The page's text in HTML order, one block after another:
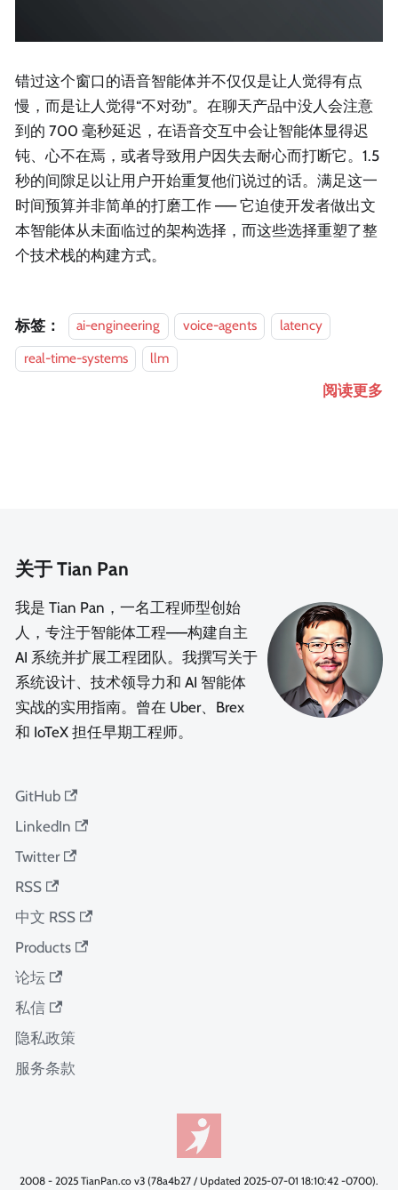
错过这个窗口的语音智能体并不仅仅是让人觉得有点
慢，而是让人觉得“不对劲”。在聊天产品中没人会注意
到的 700 毫秒延迟，在语音交互中会让智能体显得迟
钝、心不在焉，或者导致用户因失去耐心而打断它。1.5
秒的间隙足以让用户开始重复他们说过的话。满足这一
时间预算并非简单的打磨工作 —— 它迫使开发者做出文
本智能体从未面临过的架构选择，而这些选择重塑了整
个技术栈的构建方式。
标签： ai-engineering voice-agents
latency
real-time-systems
llm
阅读更多
关于 Tian Pan
我是 Tian Pan，一名工程师型创始
人，专注于智能体工程——构建自主
AI 系统并扩展工程团队。我撰写关于
系统设计、技术领导力和 AI 智能体
实战的实用指南。曾在 Uber、Brex
和 IoTeX 担任早期工程师。
GitHub
LinkedIn
Twitter
RSS
中文 RSS
Products
论坛
私信
隐私政策
服务条款
2008 - 2025 TianPan.co v3 (78a4b27 / Updated 2025-07-01 18:10:42 -0700).